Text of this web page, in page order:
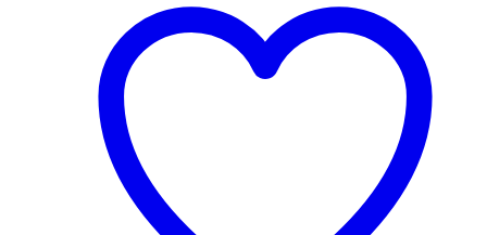
flere
varianter.
Mulighederne